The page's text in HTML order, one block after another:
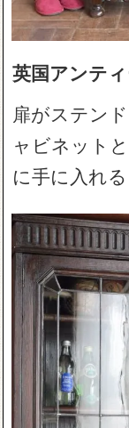
英国アンテ
扉がステン
ャビネット
に手に入れ